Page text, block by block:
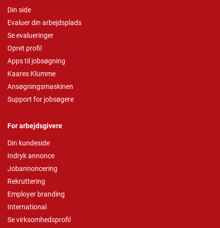
Din side
Evaluer din arbejdsplads
Se evalueringer
Opret profil
Apps til jobsøgning
Kaares Klumme
Ansøgningsmaskinen
Support for jobsøgere
For arbejdsgivere
Din kundeside
Indryk annonce
Jobannoncering
Rekruttering
Employer branding
International
Se virksomhedsprofil